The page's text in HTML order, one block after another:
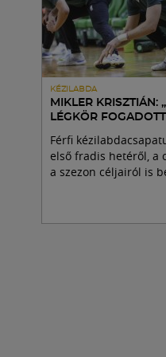
KÉZILABDA
MIKLER KRISZTIÁN:
LÉGKÖR
Férfi
első fradis hetéről, a
a szezon céljairól is